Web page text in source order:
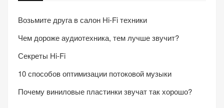
Возьмите друга в салон Hi-Fi техники
Чем дороже аудиотехника, тем лучше звучит?
Секреты Hi-Fi
10 способов оптимизации потоковой музыки
Почему виниловые пластинки звучат так хорошо?